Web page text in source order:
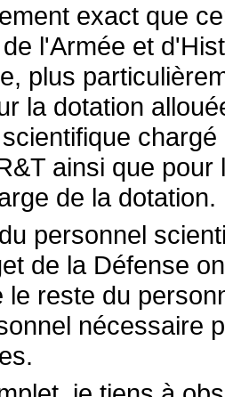
exact que
l'Armée et
plus
la dotation
ainsi que
de la dotation.
personnel
de la Défense
le reste du
nécessaire